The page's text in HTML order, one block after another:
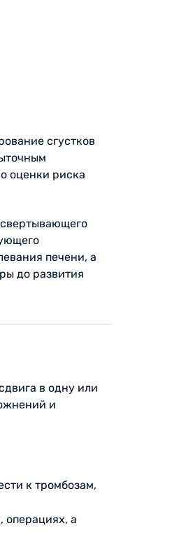
сгустков
оценки риска
печени, а
до развития
в одну или
и
к тромбозам,
операциях, а